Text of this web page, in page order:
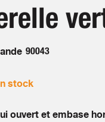
90043
stock
ouvert et embase